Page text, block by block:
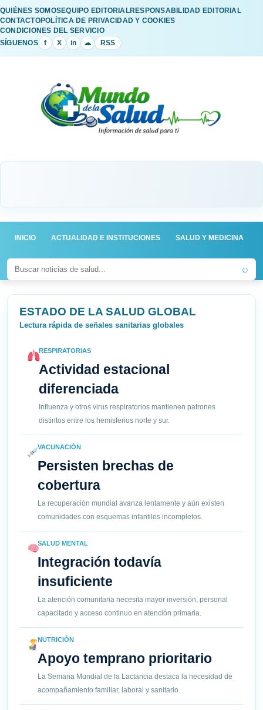
QUIÉNES SOMOSEQUIPO EDITORIALRESPONSABILIDAD EDITORIAL
CONTACTOPOLÍTICA DE PRIVACIDAD Y COOKIES
CONDICIONES DEL SERVICIO
SÍGUENOS
f X in ☁ RSS
INICIO ACTUALIDAD E INSTITUCIONES SALUD Y MEDICINA
⌕
ESTADO DE LA SALUD GLOBAL
Lectura rápida de señales sanitarias globales
RESPIRATORIAS
Actividad estacional
diferenciada
Influenza y otros virus respiratorios mantienen patrones
distintos entre los hemisferios norte y sur.
VACUNACIÓN
Persisten brechas de
cobertura
La recuperación mundial avanza lentamente y aún existen
comunidades con esquemas infantiles incompletos.
SALUD MENTAL
Integración todavía
insuficiente
La atención comunitaria necesita mayor inversión, personal
capacitado y acceso continuo en atención primaria.
NUTRICIÓN
Apoyo temprano prioritario
La Semana Mundial de la Lactancia destaca la necesidad de
acompañamiento familiar, laboral y sanitario.